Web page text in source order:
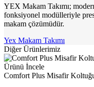
YEX Makam Takımı;
fonksiyonel modülleriyle
makam çözümüdür.
Yex Makam Takımı
Diğer Ürünlerimiz
Ürünü İncele
Comfort Plus Misafir